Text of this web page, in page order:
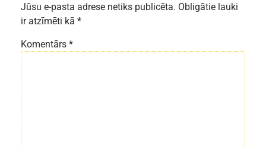
Jūsu e-pasta adrese netiks publicēta. Obligātie lauki
ir atzīmēti kā *
Komentārs *